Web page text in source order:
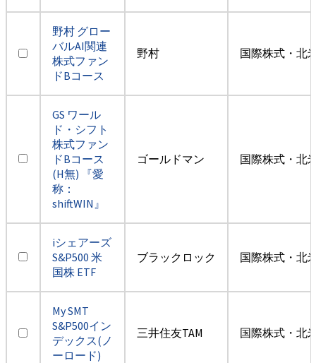
野村 グロー
バルAI関連
株式ファン
ドBコース
野村 国際株式・北
GS ワール
ド・シフト
株式ファン
ドBコース
(H無) 『愛
称：
shiftWIN』
ゴールドマン 国際株式・北
iシェアーズ
S&P500 米
国株 ETF
ブラックロック 国際株式・北
My SMT
S&P500イン
デックス(ノ
ーロード)
三井住友TAM 国際株式・北